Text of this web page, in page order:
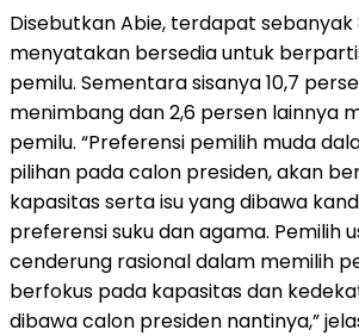
Disebutkan Abie, terdapat sebanyak
menyatakan bersedia untuk
pemilu. Sementara sisanya 10,7
menimbang dan 2,6 persen lainnya
pemilu. “Preferensi pemilih muda
pilihan pada calon presiden, akan
kapasitas serta isu yang dibawa
preferensi suku dan agama. Pemilih
cenderung rasional dalam memilih
berfokus pada kapasitas dan
dibawa calon presiden nantinya,”